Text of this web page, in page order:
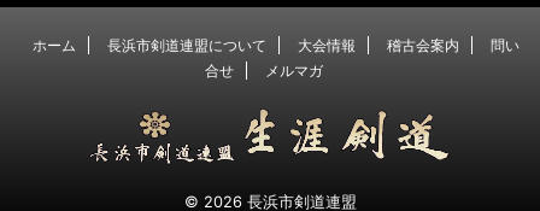
ホーム 長浜市剣道連盟について 大会情報 稽古会案内
問い
合せ
メルマガ
© 2026 長浜市剣道連盟